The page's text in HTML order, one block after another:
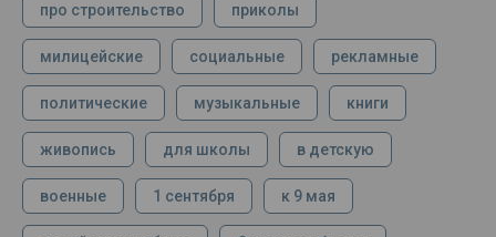
про строительство приколы
милицейские социальные рекламные
политические музыкальные книги
живопись для школы в детскую
военные 1 сентября к 9 мая